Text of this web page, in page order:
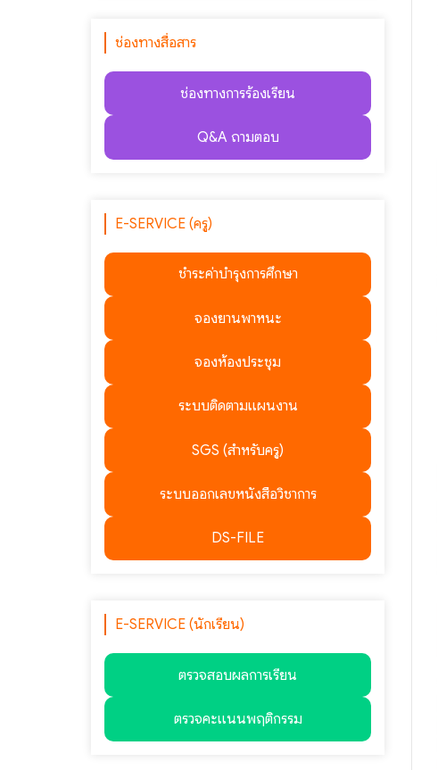
ช่องทางสื่อสาร
ช่องทางการร้องเรียน
Q&A ถามตอบ
E-SERVICE (ครู)
ชำระค่าบำรุงการศึกษา
จองยานพาหนะ
จองห้องประชุม
ระบบติดตามแผนงาน
SGS (สำหรับครู)
ระบบออกเลขหนังสือวิชาการ
DS-FILE
E-SERVICE (นักเรียน)
ตรวจสอบผลการเรียน
ตรวจคะแนนพฤติกรรม